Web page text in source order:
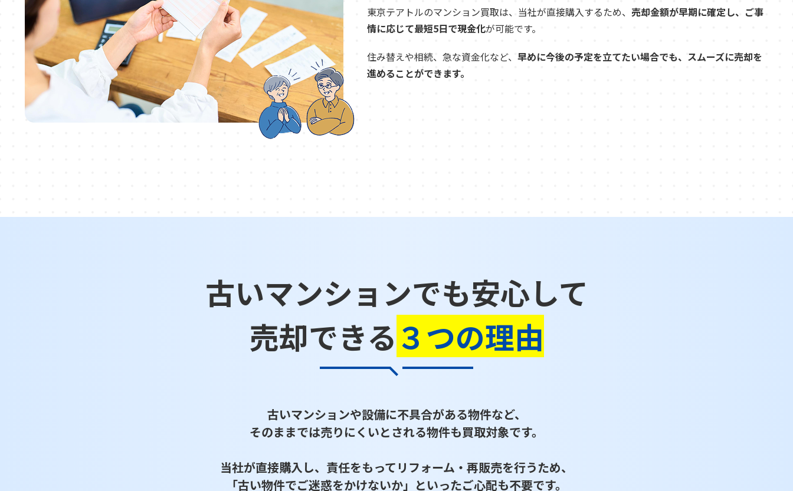
東京テアトルのマンション買取は、当社が直接購入するため、 売却金額が早期に確定し、ご事
情に応じて最短5日で現金化が可能です。
住み替えや相続、急な資金化など、 早めに今後の予定を立てたい場合でも、スムーズに売却を
進めることができます。
古いマンションでも安心して
売却できる３つの理由
古いマンションや設備に不具合がある物件など、
そのままでは売りにくいとされる物件も買取対象です。
当社が直接購入し、責任をもってリフォーム・再販売を行うため、
「古い物件でご迷惑をかけないか」といったご心配も不要です。